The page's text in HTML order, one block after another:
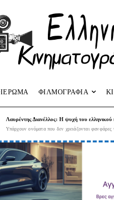
ΦΙΛΜΟΓΡΑΦΙΑ
Λαυρέντης Διανέλλος: Η ψυχή του ελληνικού
Υπάρχουν ονόματα που δεν χρειάζονται φανφάρες